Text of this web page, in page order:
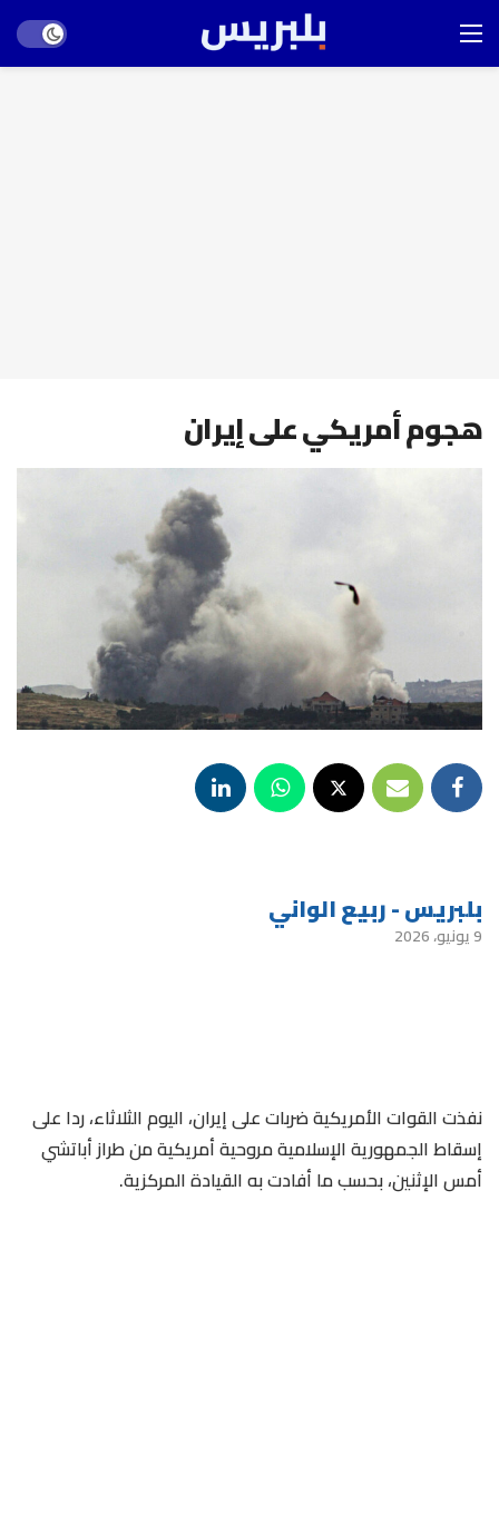
mode
هجوم أمريكي على إيران
بلبريس - ربيع الواني
9 يونيو، 2026
نفذت القوات الأمريكية ضربات على إيران، اليوم الثلاثاء، ردا على
إسقاط الجمهورية الإسلامية مروحية أمريكية من طراز أباتشي
أمس الإثنين، بحسب ما أفادت به القيادة المركزية.